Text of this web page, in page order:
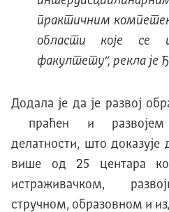
практичним
области које се
факултету“, рекла је
Додала је да је развој
праћен и развојем
делатности, што
више од 25 центара
истраживачком,
стручном, образовном и